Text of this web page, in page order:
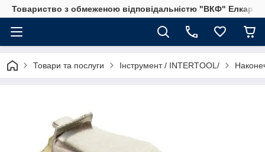
Товариство з обмеженою відповідальністю "ВКФ" Елкар"
Товари та послуги Інструмент / INTERTOOL/